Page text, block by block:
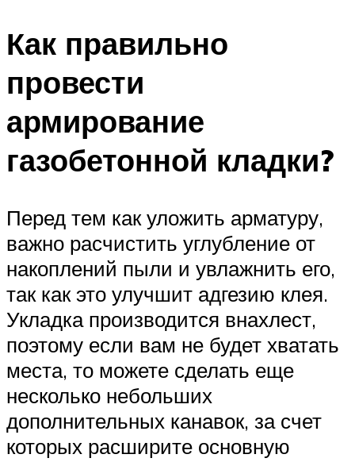
Как правильно
провести
армирование
газобетонной кладки?
Перед тем как уложить арматуру,
важно расчистить углубление от
накоплений пыли и увлажнить его,
так как это улучшит адгезию клея.
Укладка производится внахлест,
поэтому если вам не будет хватать
места, то можете сделать еще
несколько небольших
дополнительных канавок, за счет
которых расширите основную